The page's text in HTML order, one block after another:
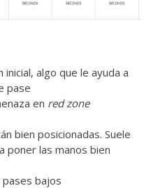
algo que le ayuda a
pase
en red zone
bien posicionadas. Suele
poner las manos bien
bajos